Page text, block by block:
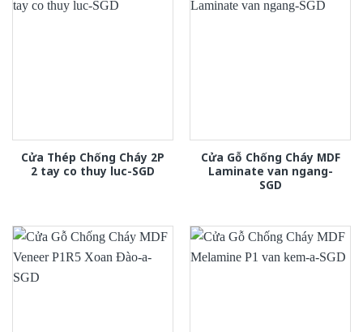
Cửa Thép Chống Cháy 2P
2 tay co thuy luc-SGD
Cửa Gỗ Chống Cháy MDF
Laminate van ngang-
SGD